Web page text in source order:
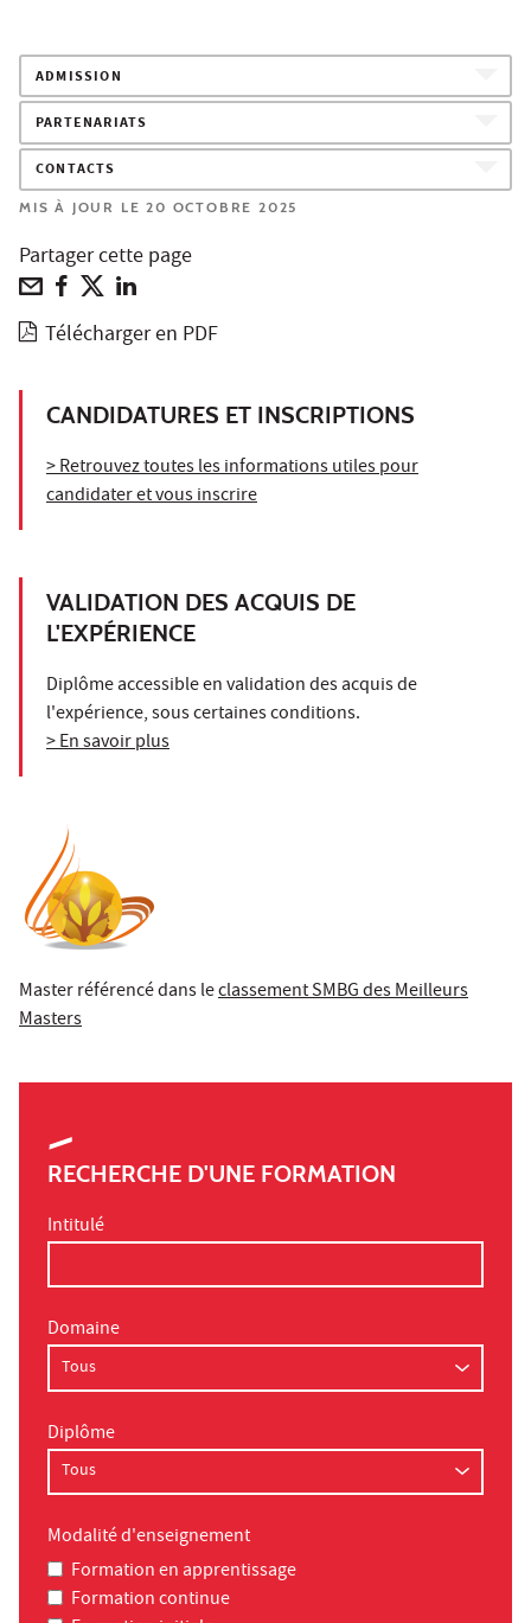
ADMISSION
PARTENARIATS
CONTACTS
MIS À JOUR LE 20 OCTOBRE 2025
Partager cette page
Télécharger en PDF
CANDIDATURES ET INSCRIPTIONS
> Retrouvez toutes les informations utiles pour
candidater et vous inscrire
VALIDATION DES ACQUIS DE
L'EXPÉRIENCE
Diplôme accessible en validation des acquis de
l'expérience, sous certaines conditions.
> En savoir plus
Master référencé dans leclassement SMBG des Meilleurs
Masters
RECHERCHE D'UNE FORMATION
Intitulé
Domaine
Diplôme
Modalité d'enseignement
Formation en apprentissage
Formation continue